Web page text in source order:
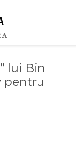
lui Bin
pentru